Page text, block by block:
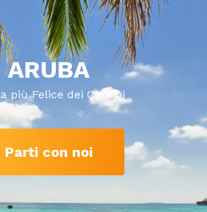
ARUBA
più Felice dei Caraibi
Parti con noi